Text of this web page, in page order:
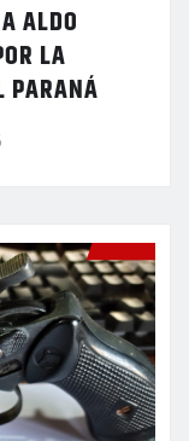
ALDO
LA
PARANÁ